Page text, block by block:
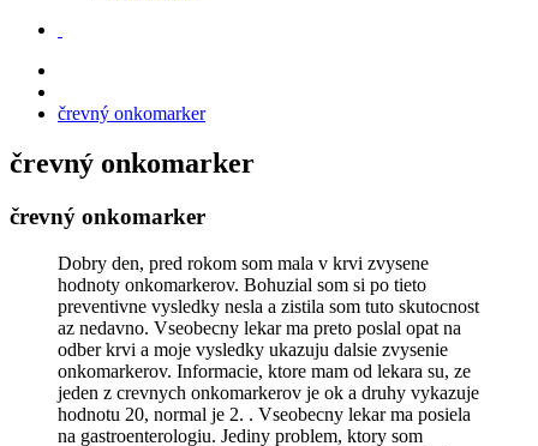
črevný onkomarker
črevný onkomarker
črevný onkomarker
Dobry den, pred rokom som mala v krvi zvysene
hodnoty onkomarkerov. Bohuzial som si po tieto
preventivne vysledky nesla a zistila som tuto skutocnost
az nedavno. Vseobecny lekar ma preto poslal opat na
odber krvi a moje vysledky ukazuju dalsie zvysenie
onkomarkerov. Informacie, ktore mam od lekara su, ze
jeden z crevnych onkomarkerov je ok a druhy vykazuje
hodnotu 20, normal je 2. . Vseobecny lekar ma posiela
na gastroenterologiu. Jediny problem, ktory som